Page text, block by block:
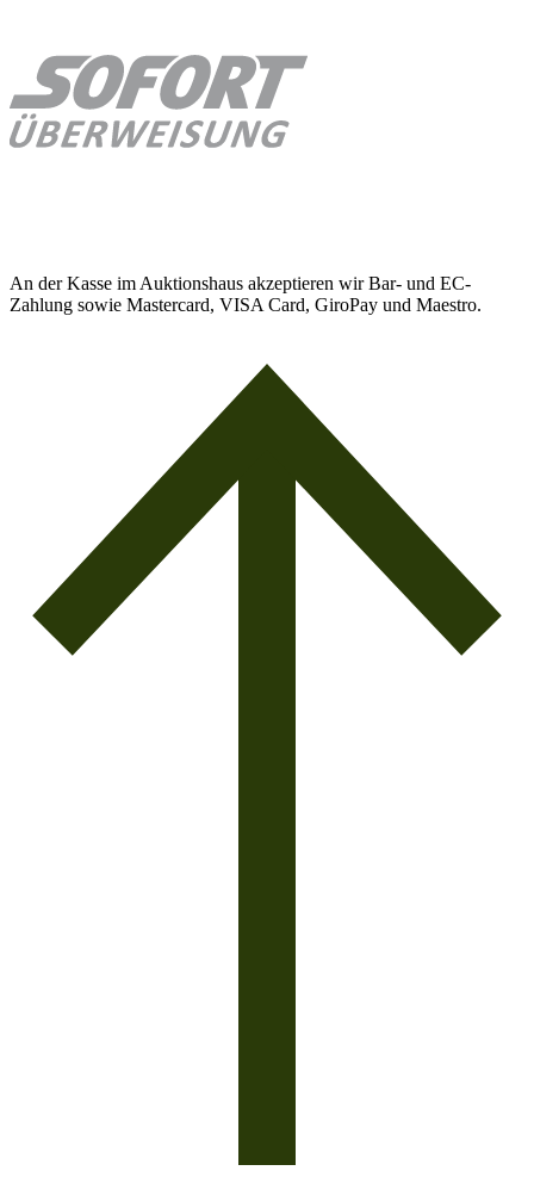
An der Kasse im Auktionshaus akzeptieren wir Bar- und EC-
Zahlung sowie Mastercard, VISA Card, GiroPay und Maestro.